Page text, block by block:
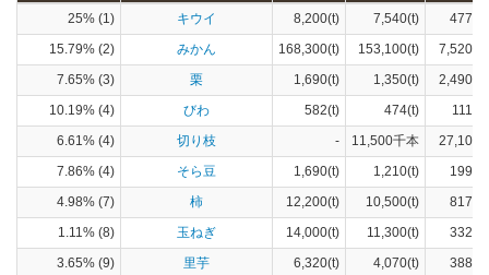
25% (1) キウイ 8,200(t) 7,540(t)
15.79% (2)
みかん 168,300(t) 153,100(t)
7.65% (3)
栗 1,690(t) 1,350(t)
10.19% (4)
びわ 582(t) 474(t)
6.61% (4)
切り枝 - 11,500千本
7.86% (4)
そら豆 1,690(t) 1,210(t)
4.98% (7)
柿 12,200(t) 10,500(t)
1.11% (8)
玉ねぎ 14,000(t) 11,300(t)
3.65% (9)
里芋 6,320(t) 4,070(t)